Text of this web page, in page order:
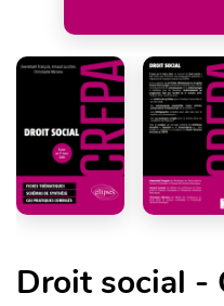
Droit social -